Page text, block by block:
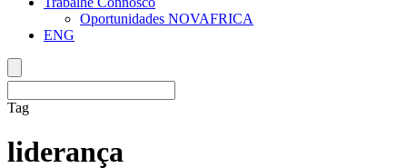
Oportunidades NOVAFRICA
ENG
Tag
liderança